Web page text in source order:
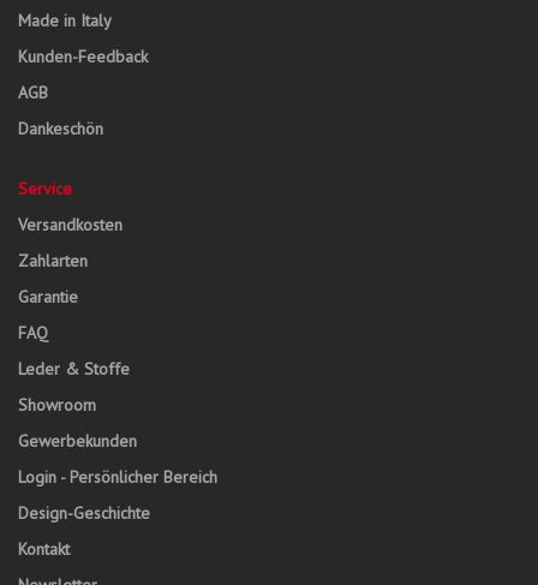
Made in Italy
Kunden-Feedback
AGB
Dankeschön
Service
Versandkosten
Zahlarten
Garantie
FAQ
Leder & Stoffe
Showroom
Gewerbekunden
Login - Persönlicher Bereich
Design-Geschichte
Kontakt